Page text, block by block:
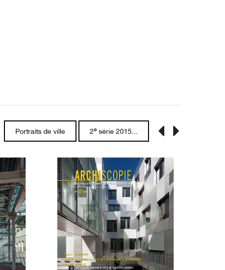
Portraits de ville 2e série 2015...